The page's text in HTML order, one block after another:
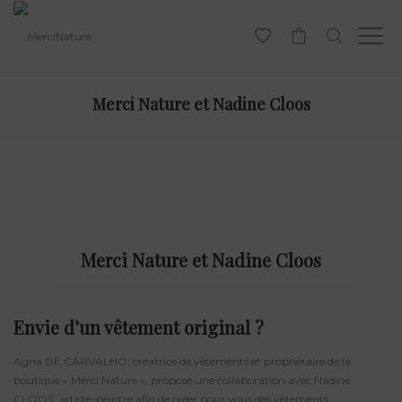
Merci Nature et Nadine Cloos
Merci Nature et Nadine Cloos
Envie d’un vêtement original ?
Agna DE CARVALHO, créatrice de vêtements et propriétaire de la
boutique « Merci Nature », propose une collaboration avec Nadine
CLOOS, artiste-peintre afin de créer pour vous des vêtements